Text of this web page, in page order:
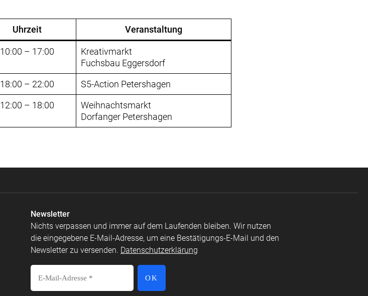
Uhrzeit Veranstaltung
10:00 – 17:00
Kreativmarkt
Fuchsbau Eggersdorf
18:00 – 22:00
S5-Action Petershagen
12:00 – 18:00
Weihnachtsmarkt
Dorfanger Petershagen
Newsletter
Nichts verpassen und immer auf dem Laufenden bleiben. Wir nutzen
die eingegebene E-Mail-Adresse, um eine Bestätigungs-E-Mail und den
Newsletter zu versenden. Datenschutzerklärung